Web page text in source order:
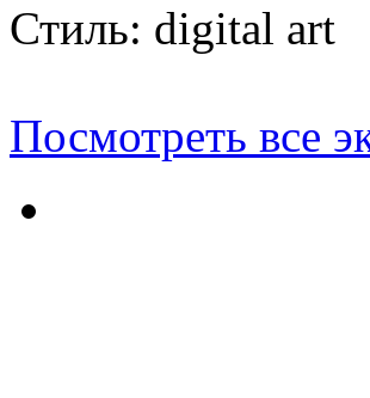
Стиль: digital art
Посмотреть все